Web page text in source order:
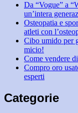
Da “Vogue” a
un’intera
Osteopatia e
atleti con
Cibo umido per
micio!
Come vendere
Compro oro
esperti
Categorie